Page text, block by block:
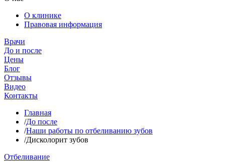
О клинике
Правовая информация
Врачи
До и после
Цены
Блог
Отзывы
Видео
Контакты
Главная
/До после
/Наши работы по отбеливанию зубов
/Дисколорит зубов
Отбеливание